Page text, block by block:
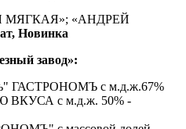
МЯГКАЯ»; «АНДРЕЙ
Новинка
завод»:
ГАСТРОНОМЪ с м.д.ж.67%
ВКУСА с м.д.ж. 50% -